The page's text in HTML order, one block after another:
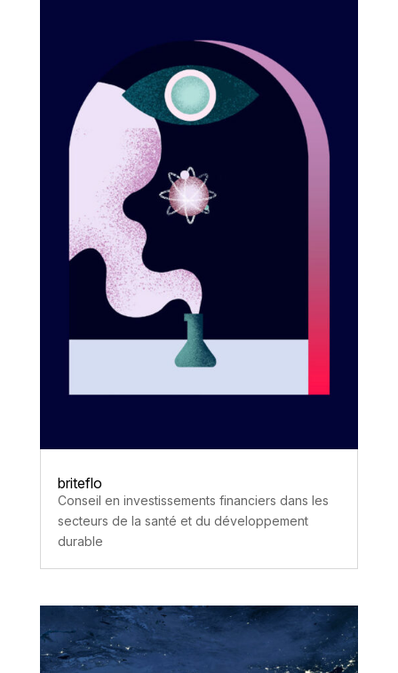
briteflo
Conseil en investissements financiers dans les
secteurs de la santé et du développement
durable